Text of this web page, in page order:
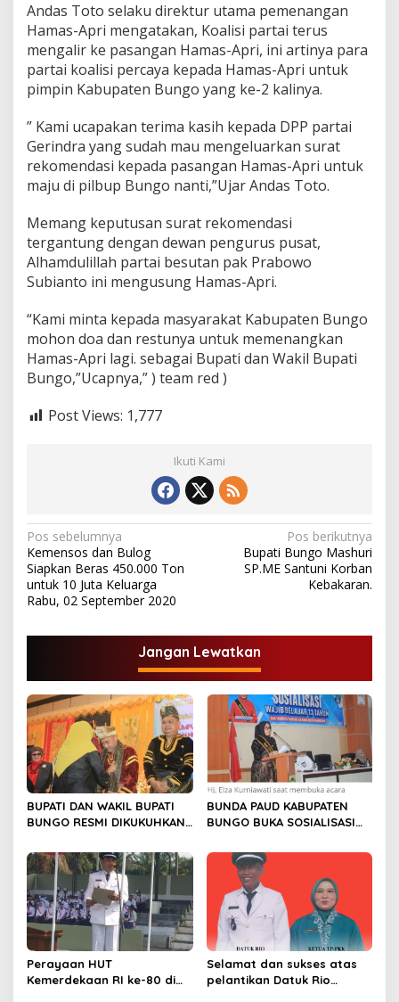
r
i
n
d
r
a
a
n
N
a
e
m
Andas Toto selaku direktur utama pemenangan
Hamas-Apri mengatakan, Koalisi partai terus
mengalir ke pasangan Hamas-Apri, ini artinya para
partai koalisi percaya kepada Hamas-Apri untuk
pimpin Kabupaten Bungo yang ke-2 kalinya.
” Kami ucapakan terima kasih kepada DPP partai
Gerindra yang sudah mau mengeluarkan surat
rekomendasi kepada pasangan Hamas-Apri untuk
maju di pilbup Bungo nanti,”Ujar Andas Toto.
Memang keputusan surat rekomendasi
tergantung dengan dewan pengurus pusat,
Alhamdulillah partai besutan pak Prabowo
Subianto ini mengusung Hamas-Apri.
“Kami minta kepada masyarakat Kabupaten Bungo
mohon doa dan restunya untuk memenangkan
Hamas-Apri lagi. sebagai Bupati dan Wakil Bupati
Bungo,”Ucapnya,” ) team red )
Post Views: 1,777
Ikuti Kami
N
a
v
g
s
i
p
o
s
Pos sebelumnya
Kemensos dan Bulog
Siapkan Beras 450.000 Ton
untuk 10 Juta Keluarga
Rabu, 02 September 2020
Pos berikutnya
Bupati Bungo Mashuri
SP.ME Santuni Korban
Kebakaran.
Jangan Lewatkan
BUPATI DAN WAKIL BUPATI
BUNGO RESMI DIKUKUHKAN
BUNDO KANDUNG
BUNDA PAUD KABUPATEN
BUNGO BUKA SOSIALISASI
Perayaan HUT
Kemerdekaan RI ke-80 di
Selamat dan sukses atas
pelantikan Datuk Rio